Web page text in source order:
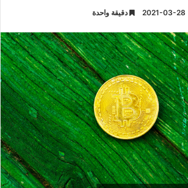
2021-03-28 دقيقة واحدة